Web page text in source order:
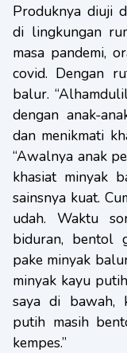
Produknya diuji
di lingkungan
masa pandemi,
covid. Dengan
balur.
dengan anak-
dan menikmati
“Awalnya anak
khasiat minyak
sainsnya kuat.
udah. Waktu
biduran, bentol
pake minyak
minyak kayu
saya di bawah,
putih masih
kempes.”